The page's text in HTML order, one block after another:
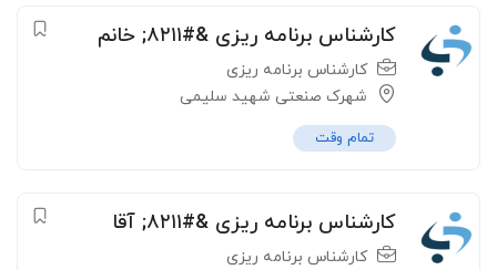
کارشناس برنامه ریزی &#۸۲۱۱; خانم
کارشناس برنامه ریزی
شهرک صنعتی شهید سلیمی
تمام وقت
کارشناس برنامه ریزی &#۸۲۱۱; آقا
کارشناس برنامه ریزی